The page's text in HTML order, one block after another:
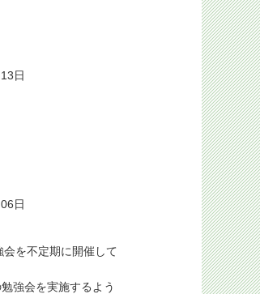
日
日
を不定期に開催して
強会を実施するよう